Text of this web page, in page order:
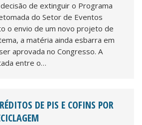
de extinguir o Programa
do Setor de Eventos
o envio de um novo projeto de
a matéria ainda esbarra em
aprovada no Congresso. A
entre o…
DE PIS E COFINS POR